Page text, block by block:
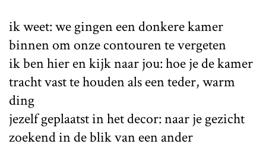
ik weet: we gingen een donkere kamer
binnen om onze contouren te vergeten
ik ben hier en kijk naar jou: hoe je de kamer
tracht vast te houden als een teder, warm
ding
jezelf geplaatst in het decor: naar je gezicht
zoekend in de blik van een ander